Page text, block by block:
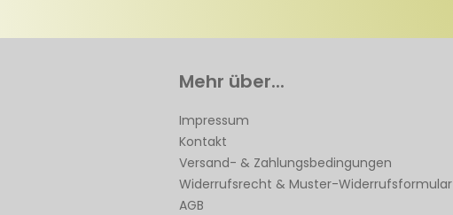
Mehr über...
Impressum
Kontakt
Versand- & Zahlungsbedingungen
Widerrufsrecht & Muster-Widerrufsformular
AGB